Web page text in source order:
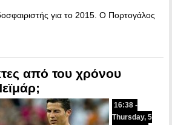
για το 2015. Ο Πορτογάλος
από του χρόνου
16:38 -
Thursday, 5